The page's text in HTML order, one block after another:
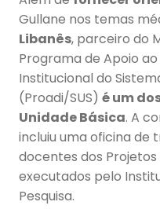
Gullane nos temas
Libanês, parceiro do
Programa de Apoio
Institucional do
(Proadi/SUS) é um
Unidade Básica. A
incluiu uma oficina de
docentes dos Projetos
executados pelo
Pesquisa.